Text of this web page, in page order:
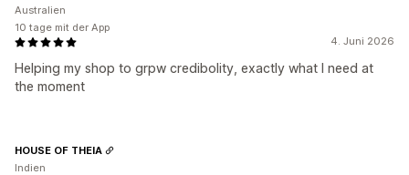
4. Juni 2026
Helping my shop to grpw credibolity, exactly what I need at
the moment
Australien
10 tage mit der App
HOUSE OF THEIA
Indien